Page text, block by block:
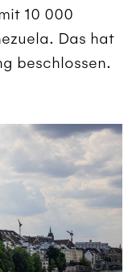
10 000
Das hat
beschlossen.